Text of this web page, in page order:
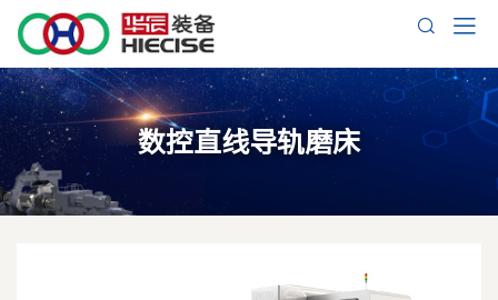
数控直线导轨磨床